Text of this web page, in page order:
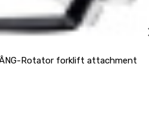
Rotator forklift attachment